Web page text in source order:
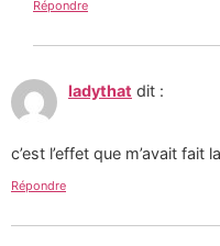
Répondre
ladythat dit :
c’est l’effet que m’avait fait
Répondre